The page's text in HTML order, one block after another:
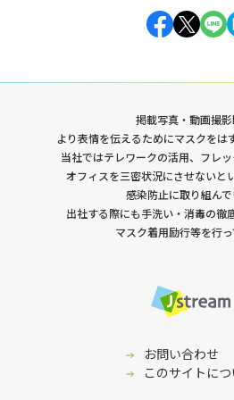
掲載写真・動画撮影
より表情を伝えるためにマスクをは
当社ではテレワークの活用、フレッ
オフィスを三密状況にさせないと
感染防止に取り組んで
出社する際にも手洗い・消毒の徹
マスク着用励行等を行っ
お問い合わせ
このサイトにつ